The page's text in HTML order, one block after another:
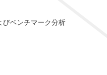
びベンチマーク分析